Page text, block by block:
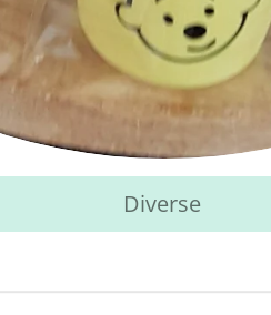
Diverse